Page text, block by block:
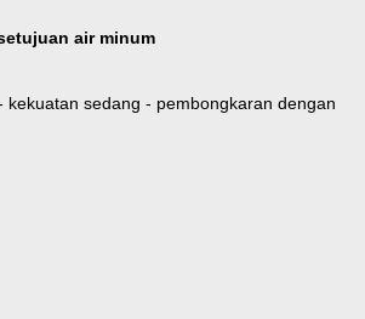
air minum
kekuatan sedang - pembongkaran dengan